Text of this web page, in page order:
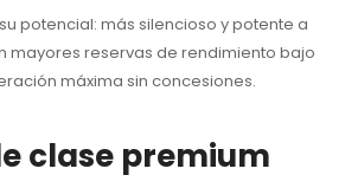
potencial: más silencioso y potente a
mayores reservas de rendimiento bajo
máxima sin concesiones.
clase premium